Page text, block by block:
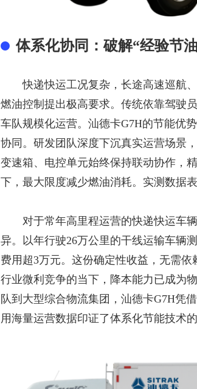
体系化协同：破解“经验节
快递快运工况复杂，长途高速巡航
燃油控制提出极高要求。传统依靠驾驶
车队规模化运营。汕德卡G7H的节能优
协同。研发团队深度下沉真实运营场景
变速箱、电控单元始终保持联动协作，
下，最大限度减少燃油消耗。实测数据
对于常年高里程运营的快递快运车
异。以年行驶26万公里的干线运输车辆
费用超3万元。这份确定性收益，无需
行业微利竞争的当下，降本能力已成为
队到大型综合物流集团，汕德卡G7H凭
用海量运营数据印证了体系化节能技术的